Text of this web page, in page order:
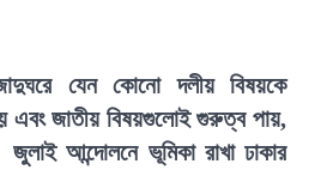
যেন কোনো দলীয় বিষয়কে
এবং জাতীয় বিষয়গুলোই গুরুত্ব পায়,
আন্দোলনে ভূমিকা রাখা ঢাকার